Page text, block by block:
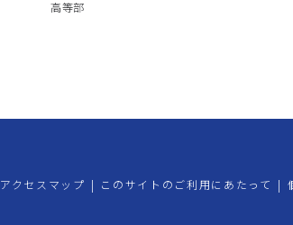
高等部
アクセスマップ | このサイトのご利用にあたって |